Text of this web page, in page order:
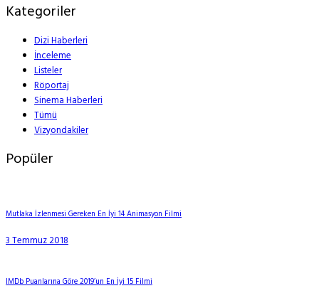
Kategoriler
Dizi Haberleri
İnceleme
Listeler
Röportaj
Sinema Haberleri
Tümü
Vizyondakiler
Popüler
Mutlaka İzlenmesi Gereken En İyi 14 Animasyon Filmi
3 Temmuz 2018
IMDb Puanlarına Göre 2019’un En İyi 15 Filmi